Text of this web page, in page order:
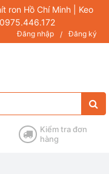
ron Hồ Chí Minh | Keo
Đăng nhập / Đăng ký
Kiểm tra đơn
hàng